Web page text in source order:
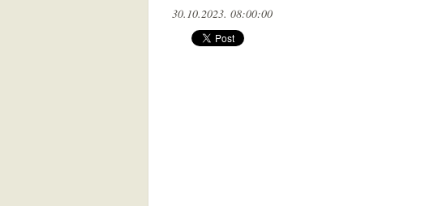
30.10.2023. 08:00:00